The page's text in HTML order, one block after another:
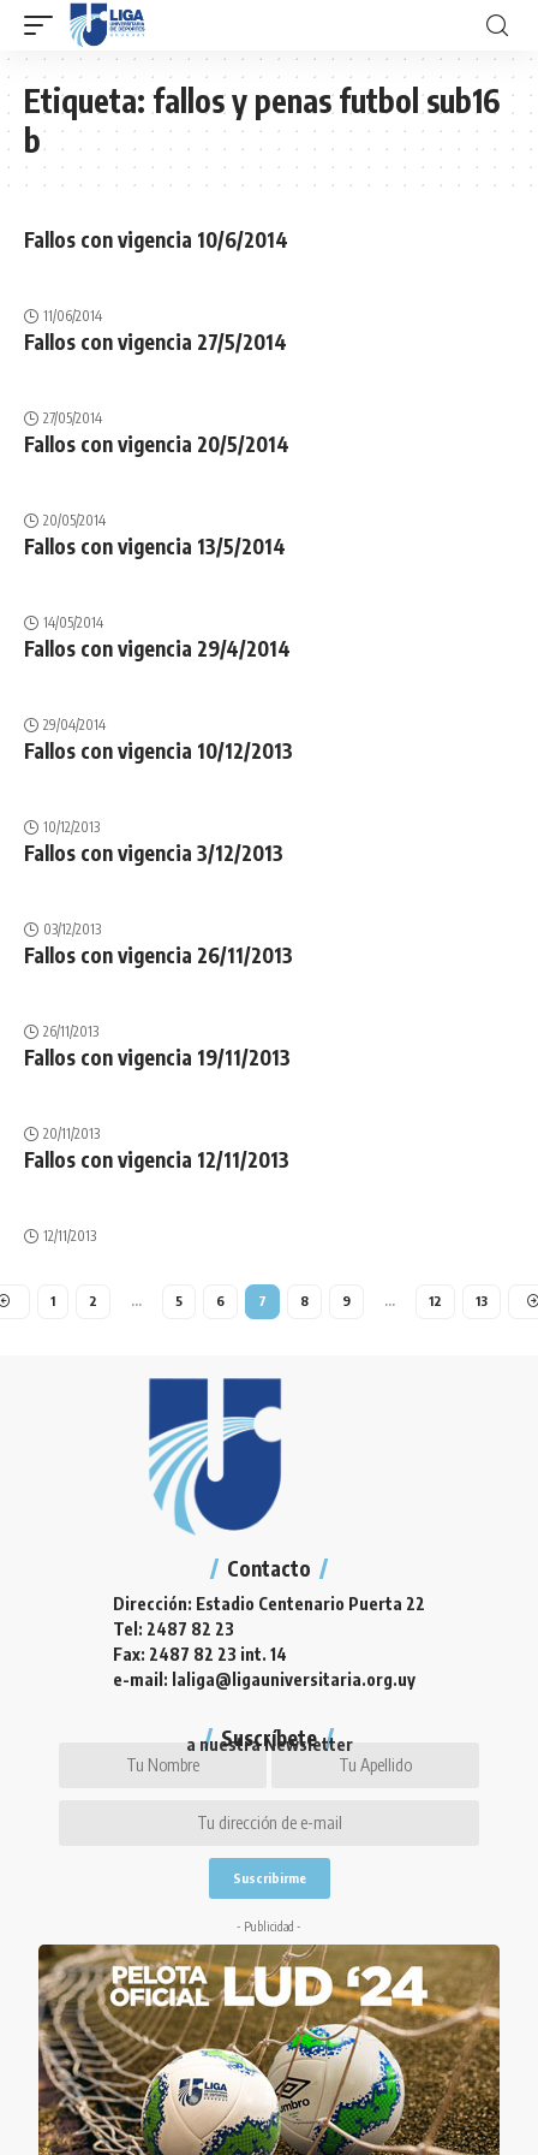
Etiqueta:fallos y penas futbol sub16
b
Fallos con vigencia 10/6/2014
11/06/2014
Fallos con vigencia 27/5/2014
27/05/2014
Fallos con vigencia 20/5/2014
20/05/2014
Fallos con vigencia 13/5/2014
14/05/2014
Fallos con vigencia 29/4/2014
29/04/2014
Fallos con vigencia 10/12/2013
10/12/2013
Fallos con vigencia 3/12/2013
03/12/2013
Fallos con vigencia 26/11/2013
26/11/2013
Fallos con vigencia 19/11/2013
20/11/2013
Fallos con vigencia 12/11/2013
12/11/2013
1 2 … 5 6 7 8 9 … 12 13
Contacto
Dirección: Estadio Centenario Puerta 22
Tel: 2487 82 23
Fax: 2487 82 23 int. 14
e-mail: laliga@ligauniversitaria.org.uy
Suscríbete
a nuestra Newsletter
- Publicidad -